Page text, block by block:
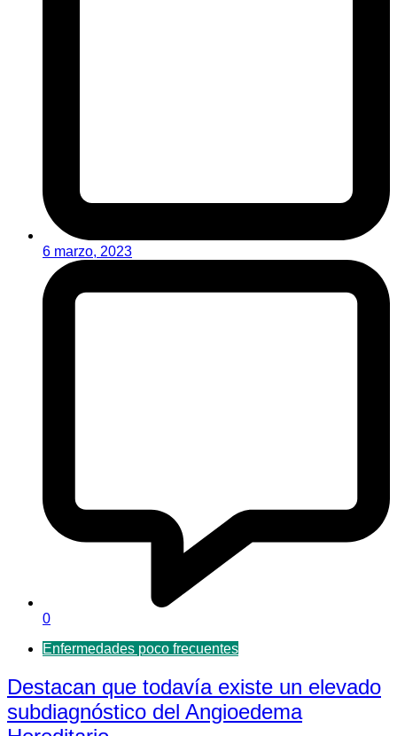
6 marzo, 2023
0
Enfermedades poco frecuentes
Destacan que todavía existe un elevado
subdiagnóstico del Angioedema